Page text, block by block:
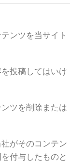
ンツを当サイト
投稿してはいけ
ツを削除または
がそのコンテン
付与したものと